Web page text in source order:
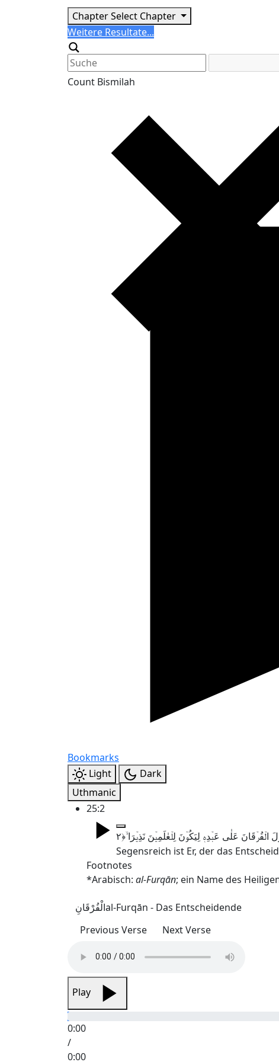
ChapterSelect Chapter
Search
Weitere Resultate...
Generic filters
Count Bismilah
Bookmarks
Light
Dark
Uthmanic
25:2
Segensreich ist Er, der das
Footnotes
*Arabisch: al-Furqān; ein Name des
الْفُرْقَانِal-Furqān - Das Entscheidende
Previous Verse
Next Verse
Play
0:00
/
0:00